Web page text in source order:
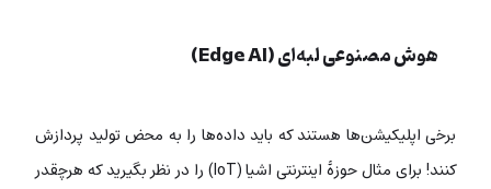
هوش مصنوعی لبه‌ای (Edge AI)
برخی اپلیکیشن‌ها هستند که باید داده‌ها را به محض تولید پردازش
کنند! برای مثال حوزۀ اینترنتی اشیا (IoT) را در نظر بگیرید که هرچقدر